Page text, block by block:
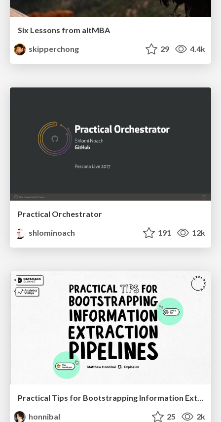
Six Lessons from altMBA
skipperchong
29 4.4k
Practical Orchestrator
shlominoach
191 12k
Practical Tips for Bootstrapping Information Extraction Pipelines
honnibal
25 2k